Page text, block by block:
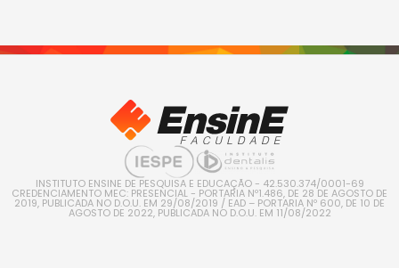
INSTITUTO ENSINE DE PESQUISA E EDUCAÇÃO - 42.530.374/0001-69
CREDENCIAMENTO MEC: PRESENCIAL - PORTARIA Nº1.486, DE 28 DE AGOSTO DE
2019, PUBLICADA NO D.O.U. EM 29/08/2019 / EAD – PORTARIA Nº 600, DE 10 DE
AGOSTO DE 2022, PUBLICADA NO D.O.U. EM 11/08/2022